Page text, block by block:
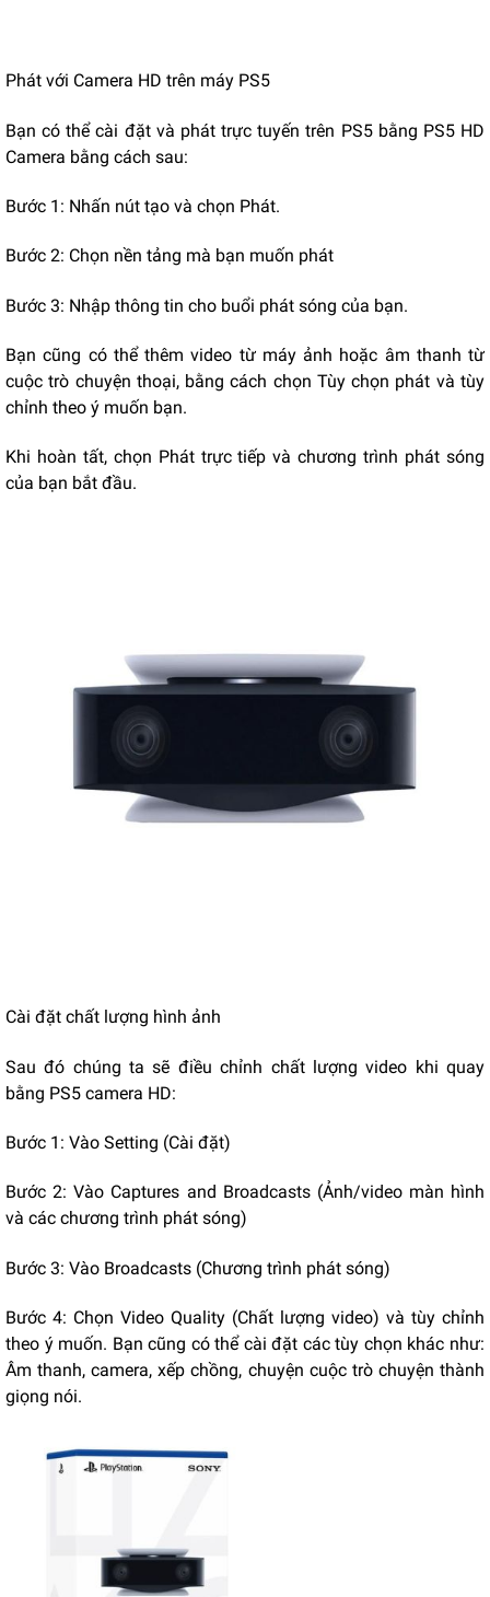
Phát với Camera HD trên máy PS5
Bạn có thể cài đặt và phát trực tuyến trên PS5 bằng PS5 HD
Camera bằng cách sau:
Bước 1: Nhấn nút tạo và chọn Phát.
Bước 2: Chọn nền tảng mà bạn muốn phát
Bước 3: Nhập thông tin cho buổi phát sóng của bạn.
Bạn cũng có thể thêm video từ máy ảnh hoặc âm thanh từ
cuộc trò chuyện thoại, bằng cách chọn Tùy chọn phát và tùy
chỉnh theo ý muốn bạn.
Khi hoàn tất, chọn Phát trực tiếp và chương trình phát sóng
của bạn bắt đầu.
Cài đặt chất lượng hình ảnh
Sau đó chúng ta sẽ điều chỉnh chất lượng video khi quay
bằng PS5 camera HD:
Bước 1: Vào Setting (Cài đặt)
Bước 2: Vào Captures and Broadcasts (Ảnh/video màn hình
và các chương trình phát sóng)
Bước 3: Vào Broadcasts (Chương trình phát sóng)
Bước 4: Chọn Video Quality (Chất lượng video) và tùy chỉnh
theo ý muốn. Bạn cũng có thể cài đặt các tùy chọn khác như:
Âm thanh, camera, xếp chồng, chuyện cuộc trò chuyện thành
giọng nói.